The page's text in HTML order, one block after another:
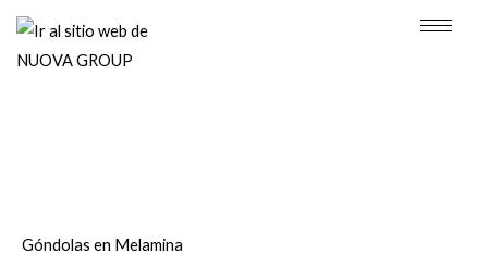
contenido
Góndolas en Melamina